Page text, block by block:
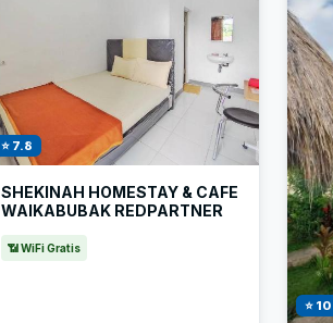
⭐ 7.8
SHEKINAH HOMESTAY & CAFE
WAIKABUBAK REDPARTNER
📶 WiFi Gratis
⭐ 10